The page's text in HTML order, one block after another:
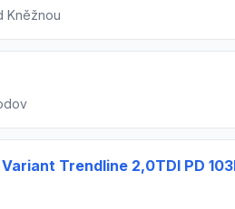
Kněžnou
Trendline 2,0TDI PD